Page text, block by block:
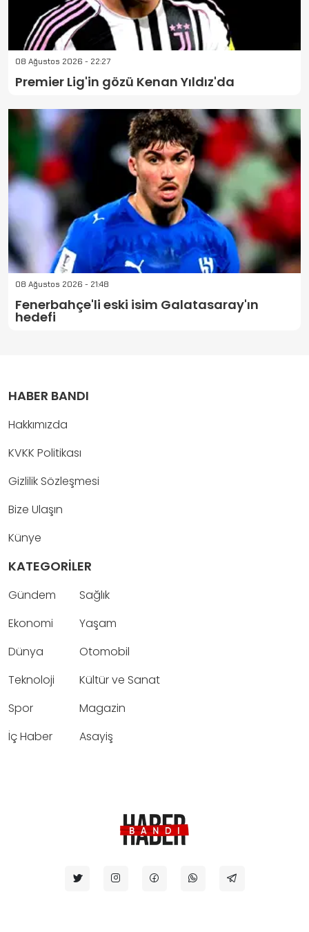
08 Ağustos 2026 - 22:27
Premier Lig'in gözü Kenan Yıldız'da
08 Ağustos 2026 - 21:48
Fenerbahçe'li eski isim Galatasaray'ın
hedefi
HABER BANDI
Hakkımızda
KVKK Politikası
Gizlilik Sözleşmesi
Bize Ulaşın
Künye
KATEGORİLER
Gündem
Ekonomi
Dünya
Teknoloji
Spor
İç Haber
Sağlık
Yaşam
Otomobil
Kültür ve Sanat
Magazin
Asayiş